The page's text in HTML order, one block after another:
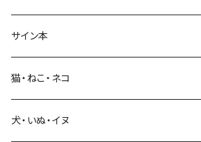
生活・暮らし
サイン本
猫・ねこ・ネコ
犬・いぬ・イヌ